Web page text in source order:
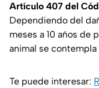
Artículo 407 del
Dependiendo del
meses a 10 años de
animal se
Te puede interesar: